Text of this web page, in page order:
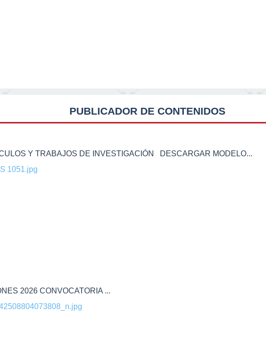
PUBLICADOR DE CONTENIDOS
Y TRABAJOS DE INVESTIGACIÓN DESCARGAR MODELO...
1051.jpg
2026 CONVOCATORIA ...